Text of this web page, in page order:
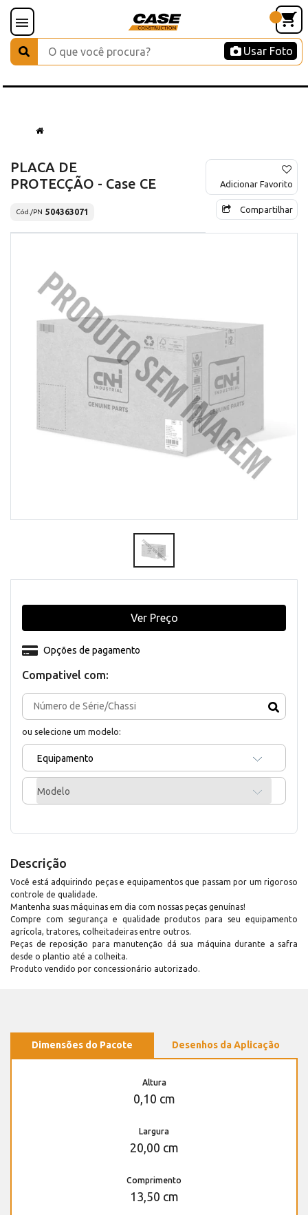
Usar Foto
PLACA DE
PROTECÇÃO - Case CE
Cód./PN 504363071
Adicionar Favorito
Compartilhar
Compativel com:
ou selecione um modelo:
Equipamento
Modelo
Opções de pagamento
Ver Preço
Descrição
Você está adquirindo peças e equipamentos que passam por um rigoroso
controle de qualidade.
Mantenha suas máquinas em dia com nossas peças genuínas!
Compre com segurança e qualidade produtos para seu equipamento
agrícola, tratores, colheitadeiras entre outros.
Peças de reposição para manutenção dá sua máquina durante a safra
desde o plantio até a colheita.
Produto vendido por concessionário autorizado.
Dimensões do Pacote Desenhos da Aplicação
Altura
0,10 cm
Largura
20,00 cm
Comprimento
13,50 cm